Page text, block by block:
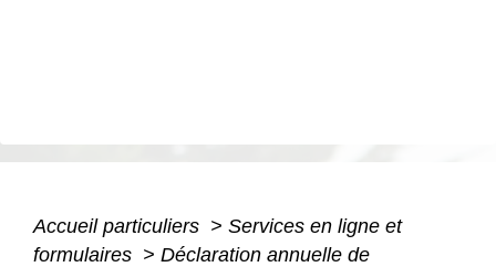
Accueil particuliers > Services en ligne et
formulaires > Déclaration annuelle de